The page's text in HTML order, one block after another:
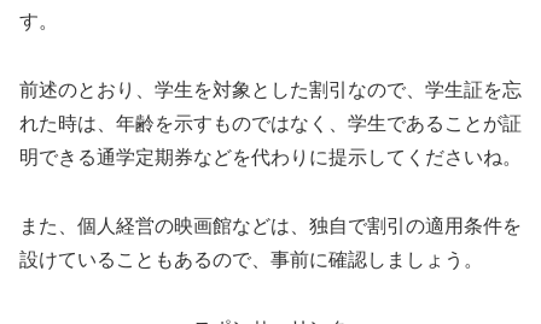
す。
前述のとおり、学生を対象とした割引なので、学生証を忘
れた時は、年齢を示すものではなく、学生であることが証
明できる通学定期券などを代わりに提示してくださいね。
また、個人経営の映画館などは、独自で割引の適用条件を
設けていることもあるので、事前に確認しましょう。